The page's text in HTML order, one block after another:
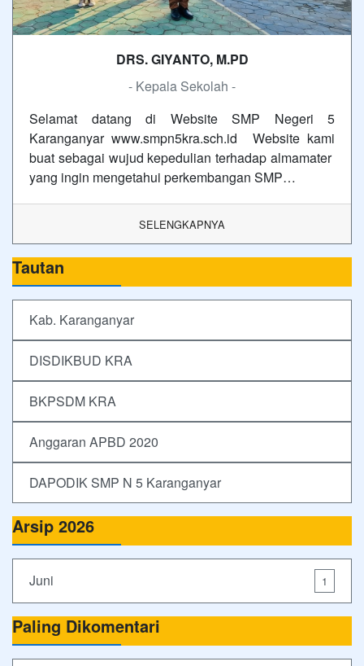
DRS. GIYANTO, M.PD
- Kepala Sekolah -
Selamat datang di Website SMP Negeri 5
Karanganyar www.smpn5kra.sch.id Website kami
buat sebagai wujud kepedulian terhadap almamater
yang ingin mengetahui perkembangan SMP…
SELENGKAPNYA
Tautan
Kab. Karanganyar
DISDIKBUD KRA
BKPSDM KRA
Anggaran APBD 2020
DAPODIK SMP N 5 Karanganyar
Arsip 2026
Juni 1
Paling Dikomentari